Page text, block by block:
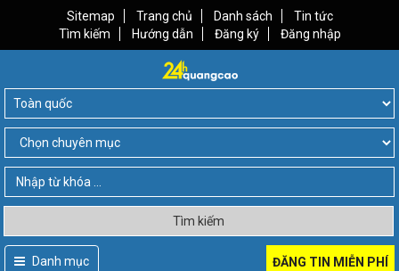
Sitemap Trang chủ Danh sách
Tin tức
Tìm kiếm
Hướng dẫn Đăng ký Đăng nhập
Tìm kiếm
Danh mục ĐĂNG TIN MIỄN PHÍ